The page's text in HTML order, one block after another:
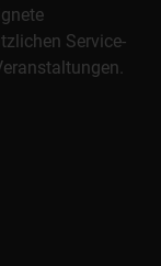
Service-